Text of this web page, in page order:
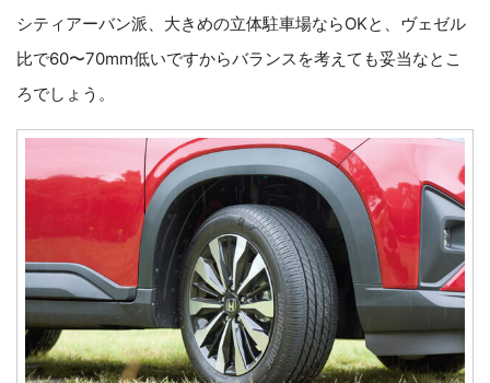
シティアーバン派、大きめの立体駐車場ならOKと、ヴェゼル
比で60〜70mm低いですからバランスを考えても妥当なとこ
ろでしょう。